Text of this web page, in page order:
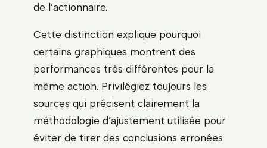
de l’actionnaire.
Cette distinction explique pourquoi
certains graphiques montrent des
performances très différentes pour la
même action. Privilégiez toujours les
sources qui précisent clairement la
méthodologie d’ajustement utilisée pour
éviter de tirer des conclusions erronées